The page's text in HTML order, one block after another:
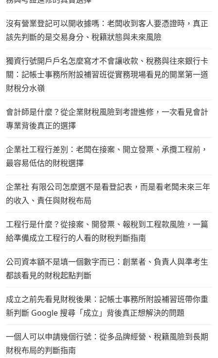
沒有營業登記可以開收據嗎：老闆收到客人要憑證時，真正
該先判斷的是交易身分、稅籍狀態與未來風險
獨資行號開戶戶名怎麼寫才不會讓收款、稅務與往來銀行卡
關：記帳士事務所附設補習班從實務現場看見的開業第一道
財稅分水嶺
會計師是什麼？從企業財稅風險到考證進修，一次看見會計
專業背後真正的選擇
企業社工程行差別：老闆在接案、開立發票、承攬工程前，
最容易低估的財稅選擇
企業社 有限公司怎麼選不是看登記表，而是看老闆未來三年
的收入、責任與財稅布局
工程行是什麼？從接案、開發票、報稅到工程款風險，一篇
給準備成立工程行的人看的財稅判斷指南
公司資本額不是填一個數字而已：創業者、負責人與準考生
都該看見的財稅起點判斷
成立之前先看見財稅後果：記帳士事務所附設補習班帶你重
新判斷 Google 搜尋「成立」背後真正想解決的問題
一個人可以申請幾個行號：從多品牌經營、稅籍風險到長期
財稅布局的判斷指南